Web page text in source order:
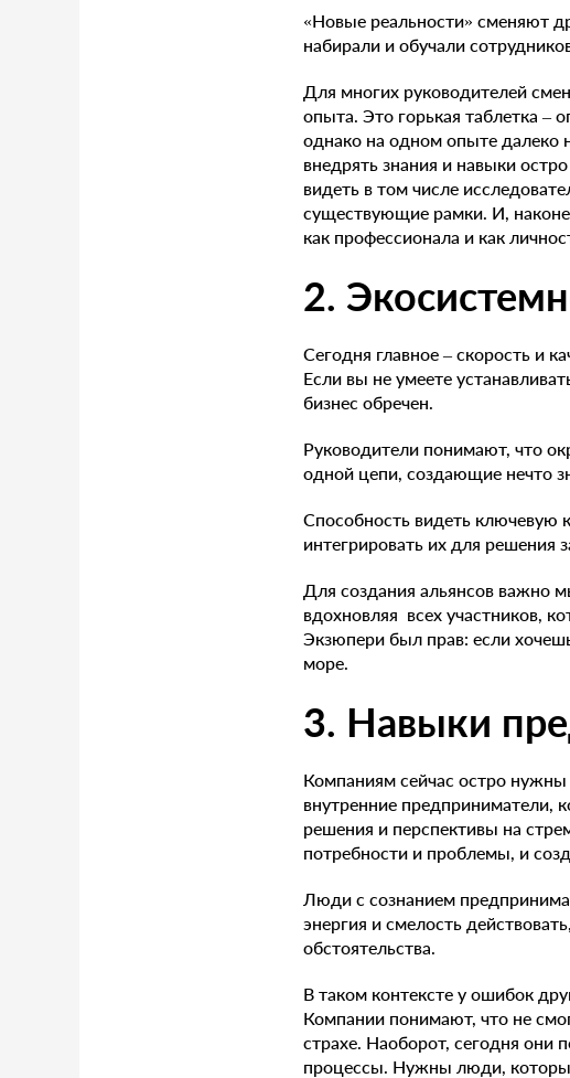
«Новые реальности» сменяют
набирали и обучали
Для многих руководителей
опыта. Это горькая таблетка –
однако на одном опыте далеко
внедрять знания и навыки
видеть в том числе
существующие рамки. И,
как профессионала и как
2.
Сегодня главное – скорость и
Если вы не умеете
бизнес обречен.
Руководители понимают, что
одной цепи, создающие нечто
Способность видеть ключевую
интегрировать их для решения
Для создания альянсов важно
вдохновляя всех участников,
Экзюпери был прав: если
море.
3. Навыки
Компаниям сейчас остро
внутренние предприниматели,
решения и перспективы на
потребности и проблемы, и
Люди с сознанием
энергия и смелость
обстоятельства.
В таком контексте у ошибок
Компании понимают, что не
страхе. Наоборот, сегодня
процессы. Нужны люди,